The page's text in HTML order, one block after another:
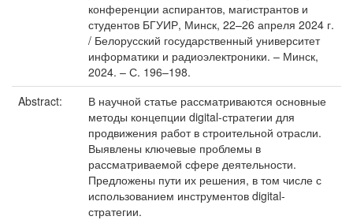
конференции аспирантов, магистрантов и
студентов БГУИР, Минск, 22–26 апреля 2024 г.
/ Белорусский государственный университет
информатики и радиоэлектроники. – Минск,
2024. – С. 196–198.
Abstract:
В научной статье рассматриваются основные
методы концепции digital-стратегии для
продвижения работ в строительной отрасли.
Выявлены ключевые проблемы в
рассматриваемой сфере деятельности.
Предложены пути их решения, в том числе с
использованием инструментов digital-
стратегии.